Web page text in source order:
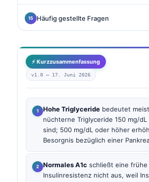
Häufig gestellte Fragen
⚡ Kurzzusammenfassung
v1.0 — 17. Juni 2026
Hohe Triglyceride bedeutet
nüchterne Triglyceride 150 mg/
sind; 500 mg/dL oder höher
Besorgnis bezüglich einer
Normales A1c schließt eine frühe
Insulinresistenz nicht aus, weil